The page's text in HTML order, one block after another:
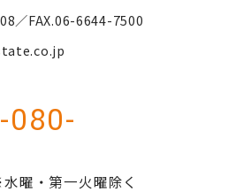
／FAX.06-6644-7500
080-
曜・第一火曜除く